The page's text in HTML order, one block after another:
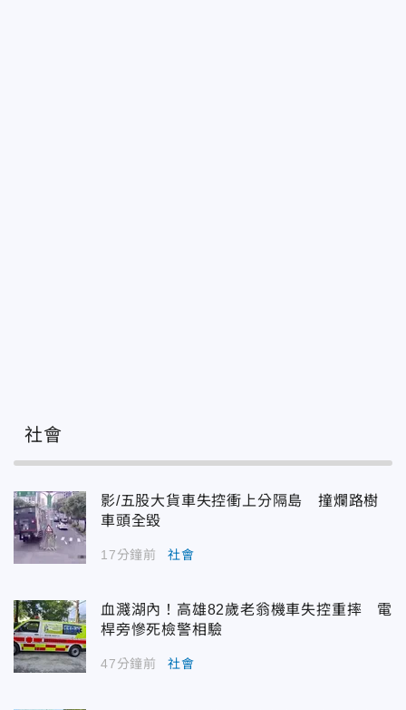
社會
影/五股大貨車失控衝上分隔島 撞爛路樹
車頭全毀
17分鐘前 社會
血濺湖內！高雄82歲老翁機車失控重摔 電
桿旁慘死檢警相驗
47分鐘前 社會